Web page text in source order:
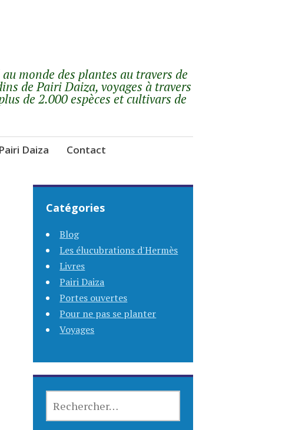
monde des plantes au travers de
de Pairi Daiza, voyages à travers
de 2.000 espèces et cultivars de
Pairi Daiza Contact
Catégories
Blog
Les élucubrations d'Hermès
Livres
Pairi Daiza
Portes ouvertes
Pour ne pas se planter
Voyages